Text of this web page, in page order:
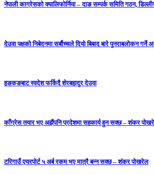
नेपाली काग्रेसको क्यालिफोर्निया – दाङ सम्पर्क समिति गठन,
देउवा पक्षको निबेदनमा सर्बौच्चले दियो बिबाद बारे पुनराबलोकन गर्ने
हङकङबाट स्वदेश फर्किदै शेरबहादुर देउवा
काँग्रेस तयार भए अझैंपनि प्रदेशमा सहकार्य हुन सक्छ – शंकर
टरिगाउँ एयरपोर्ट ५ अर्ब रकम भए मात्रै बन्न सक्छ – शंकर पोखरेल